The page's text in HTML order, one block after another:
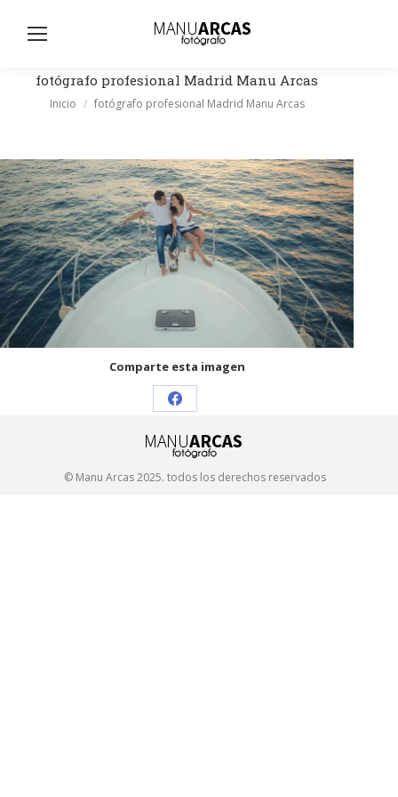
fotógrafo profesional Madrid Manu Arcas
Estás aquí:
Inicio fotógrafo profesional Madrid Manu Arcas
Comparte esta imagen
Share
on
Facebook
© Manu Arcas 2025. todos los derechos reservados